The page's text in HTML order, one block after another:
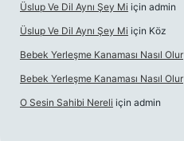
Üslup Ve Dil Aynı Şey Mi için admin
Üslup Ve Dil Aynı Şey Mi için Köz
Bebek Yerleşme Kanaması Nasıl Olur
Bebek Yerleşme Kanaması Nasıl Olur
O Sesin Sahibi Nereli için admin